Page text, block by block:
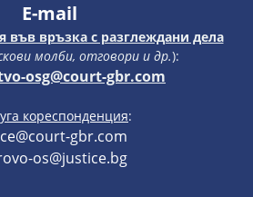
E-mail
във връзка с разглеждани дела
молби, отговори и др.):
osg@court-gbr.com
кореспонденция:
gbr.com
os@justice.bg